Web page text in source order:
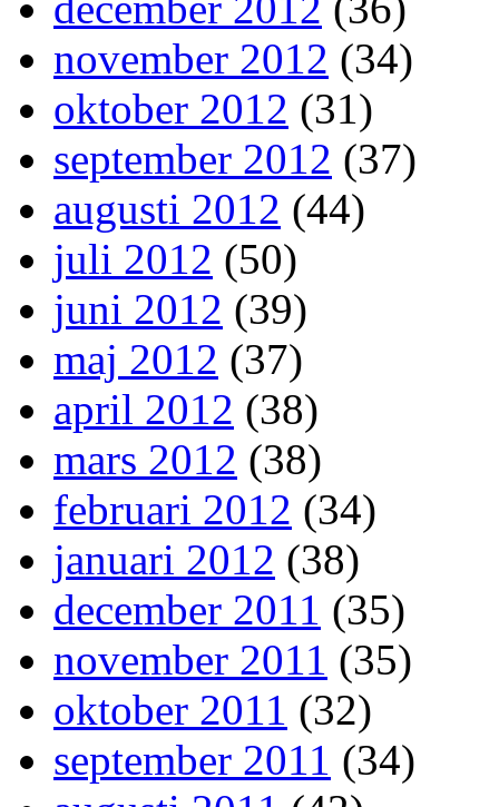
november 2012 (34)
oktober 2012 (31)
september 2012 (37)
augusti 2012 (44)
juli 2012 (50)
juni 2012 (39)
maj 2012 (37)
april 2012 (38)
mars 2012 (38)
februari 2012 (34)
januari 2012 (38)
december 2011 (35)
november 2011 (35)
oktober 2011 (32)
september 2011 (34)